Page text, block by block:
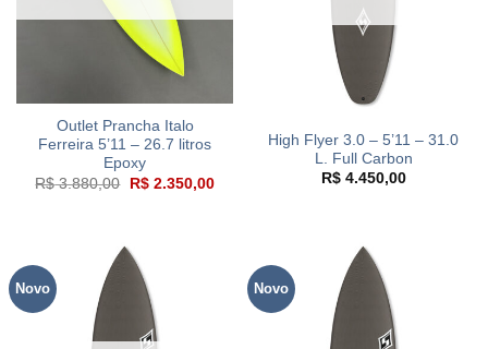
Outlet Prancha Italo
Ferreira 5’11 – 26.7 litros
Epoxy
R$3.880,00
O
R$2.350,00O
High Flyer 3.0 – 5’11 – 31.0
L. Full Carbon
R$4.450,00
Novo Novo